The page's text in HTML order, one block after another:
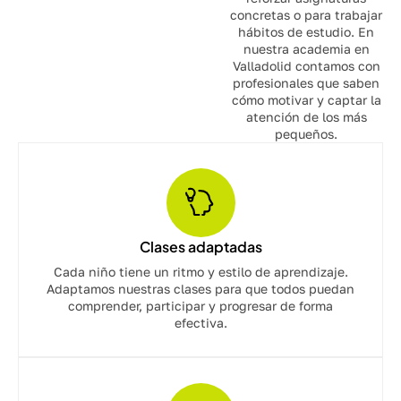
concretas o para trabajar
hábitos de estudio. En
nuestra academia en
Valladolid contamos con
profesionales que saben
cómo motivar y captar la
atención de los más
pequeños.
Clases adaptadas
Cada niño tiene un ritmo y estilo de aprendizaje.
Adaptamos nuestras clases para que todos puedan
comprender, participar y progresar de forma
efectiva.